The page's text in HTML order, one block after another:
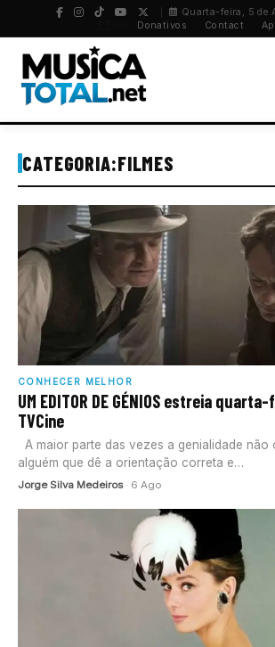
Quarta-feira, 5 de
Donativos Contact
CATEGORIA:FILMES
CONHECER MELHOR
UM EDITOR DE GÉNIOS estreia
TVCine
A maior parte das vezes a genialidade não
alguém que dê a orientação correta e…
Jorge Silva Medeiros· 6 Ago